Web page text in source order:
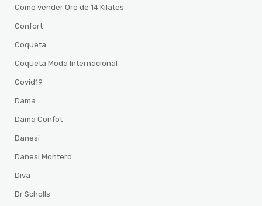
Como vender Oro de 14 Kilates
Confort
Coqueta
Coqueta Moda Internacional
Covid19
Dama
Dama Confot
Danesi
Danesi Montero
Diva
Dr Scholls